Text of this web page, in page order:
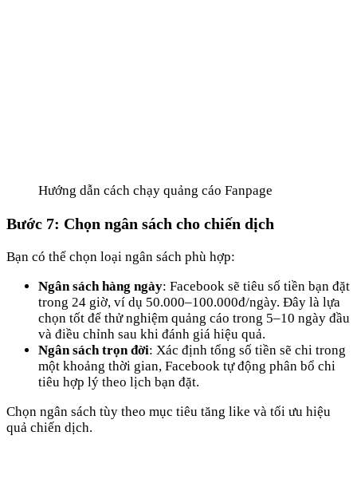
Hướng dẫn cách chạy quảng cáo Fanpage
Bước 7: Chọn ngân sách cho chiến dịch
Bạn có thể chọn loại ngân sách phù hợp:
Ngân sách hàng ngày: Facebook sẽ tiêu số tiền bạn đặt
trong 24 giờ, ví dụ 50.000–100.000đ/ngày. Đây là lựa
chọn tốt để thử nghiệm quảng cáo trong 5–10 ngày đầu
và điều chỉnh sau khi đánh giá hiệu quả.
Ngân sách trọn đời: Xác định tổng số tiền sẽ chi trong
một khoảng thời gian, Facebook tự động phân bổ chi
tiêu hợp lý theo lịch bạn đặt.
Chọn ngân sách tùy theo mục tiêu tăng like và tối ưu hiệu
quả chiến dịch.